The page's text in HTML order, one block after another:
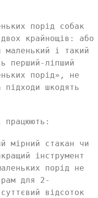
порід собак
крайнощів: або
маленький і такий
перший-ліпший
порід», не
шкодять
працюють:
мірний стакан чи
інструмент
порід не
для 2-
відсоток